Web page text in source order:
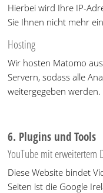
Hierbei wird Ihre IP-
Sie Ihnen nicht mehr
Hosting
Wir hosten Matomo
Servern, sodass alle
weitergegeben werden.
6. Plugins und Tools
YouTube mit erweitertem
Diese Website bindet
Seiten ist die Google